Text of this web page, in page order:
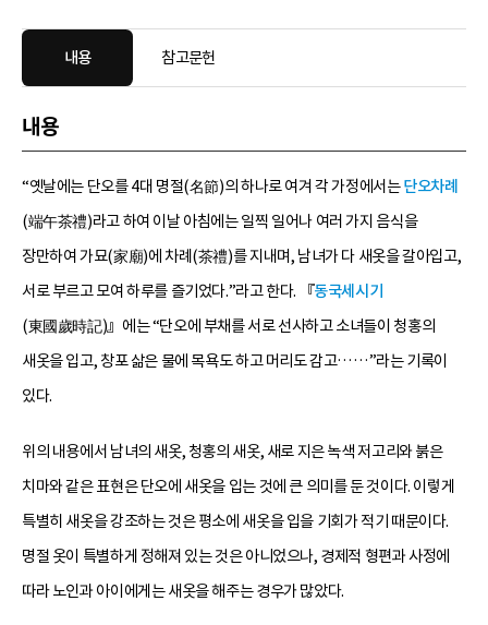
내용 참고문헌
내용
“옛날에는 단오를 4대 명절(名節)의 하나로 여겨 각 가정에서는단오차례
(端午茶禮)라고 하여 이날 아침에는 일찍 일어나 여러 가지 음식을
장만하여 가묘(家廟)에 차례(茶禮)를 지내며, 남녀가 다 새옷을 갈아입고,
서로 부르고 모여 하루를 즐기었다.”라고 한다. 『동국세시기
(東國歲時記)』에는 “단오에 부채를 서로 선사하고 소녀들이 청홍의
새옷을 입고, 창포 삶은 물에 목욕도 하고 머리도 감고……”라는 기록이
있다.
위의 내용에서 남녀의 새옷, 청홍의 새옷, 새로 지은 녹색 저고리와 붉은
치마와 같은 표현은 단오에 새옷을 입는 것에 큰 의미를 둔 것이다. 이렇게
특별히 새옷을 강조하는 것은 평소에 새옷을 입을 기회가 적기 때문이다.
명절 옷이 특별하게 정해져 있는 것은 아니었으나, 경제적 형편과 사정에
따라 노인과 아이에게는 새옷을 해주는 경우가 많았다.